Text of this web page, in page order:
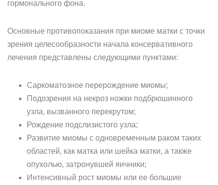
гормонального фона.
Основные противопоказания при миоме матки с точки
зрения целесообразности начала консервативного
лечения представлены следующими пунктами:
Саркоматозное перерождение миомы;
Подозрения на некроз ножки подбрюшинного
узла, вызванного перекрутом;
Рождение подслизистого узла;
Развитие миомы с одновременным раком таких
областей, как матка или шейка матки, а также
опухолью, затронувшей яичники;
Интенсивный рост миомы или ее большие